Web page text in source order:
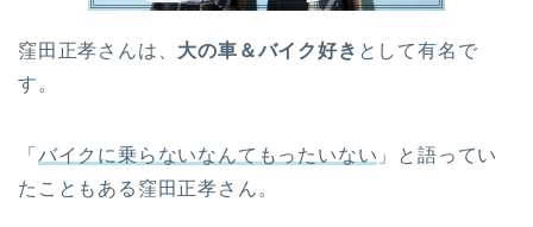
窪田正孝さんは、 大の車＆バイク好き として有名で
す。
「 バイクに乗らないなんてもったいない 」と語ってい
たこともある窪田正孝さん。